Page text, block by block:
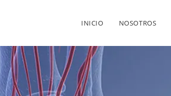
INICIO NOSOTROS